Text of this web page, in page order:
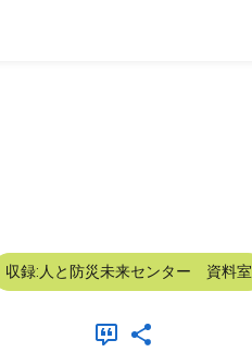
収録:人と防災未来センター 資料室